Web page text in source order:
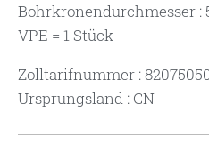
Bohrkronendurchmesser :
VPE = 1 Stück
Zolltarifnummer :
Ursprungsland : CN